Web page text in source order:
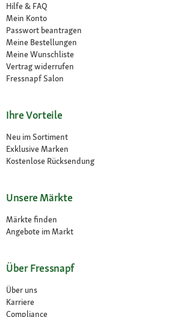
Hilfe & FAQ
Mein Konto
Passwort beantragen
Meine Bestellungen
Meine Wunschliste
Vertrag widerrufen
Fressnapf Salon
Ihre Vorteile
Neu im Sortiment
Exklusive Marken
Kostenlose Rücksendung
Unsere Märkte
Märkte finden
Angebote im Markt
Über Fressnapf
Über uns
Karriere
Compliance